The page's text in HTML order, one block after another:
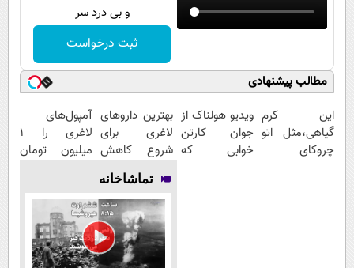
و بی درد سر
ثبت درخواست
مطالب پیشنهادی
این کرم
گیاهی،مثل اتو
چروکای
ویدیو هولناک از
جوان کارتن
خوابی که
بهترین داروهای
لاغری برای
شروع کاهش
وزن، ارسال از
داروخانه های
نزدیکت!
آمپول‌های
لاغری را ۱
میلیون تومان
تماشاخانه